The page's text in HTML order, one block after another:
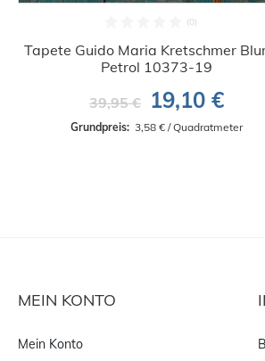
Tapete Guido Maria Kretschmer
Petrol 10373-19
39,95 € 19,10 €
Grundpreis: 3,58 € / Quadratmeter
MEIN KONTO
Mein Konto